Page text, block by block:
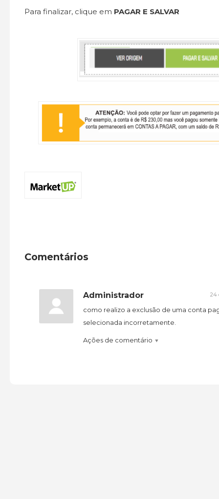
Para finalizar, clique em PAGAR E SALVAR
Comentários
Administrador 24
como realizo a exclusão de uma conta
selecionada incorretamente.
Ações de comentário